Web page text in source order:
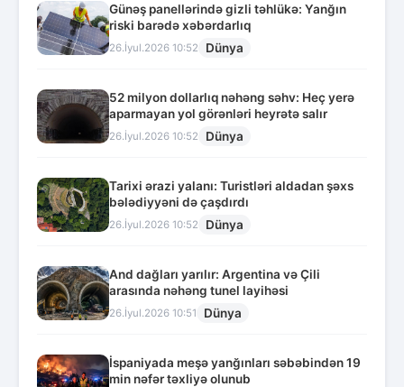
Günəş panellərində gizli təhlükə: Yanğın
riski barədə xəbərdarlıq
26.İyul.2026 10:52 Dünya
52 milyon dollarlıq nəhəng səhv: Heç yerə
aparmayan yol görənləri heyrətə salır
26.İyul.2026 10:52 Dünya
Tarixi ərazi yalanı: Turistləri aldadan şəxs
bələdiyyəni də çaşdırdı
26.İyul.2026 10:52 Dünya
And dağları yarılır: Argentina və Çili
arasında nəhəng tunel layihəsi
26.İyul.2026 10:51 Dünya
İspaniyada meşə yanğınları səbəbindən 19
min nəfər təxliyə olunub